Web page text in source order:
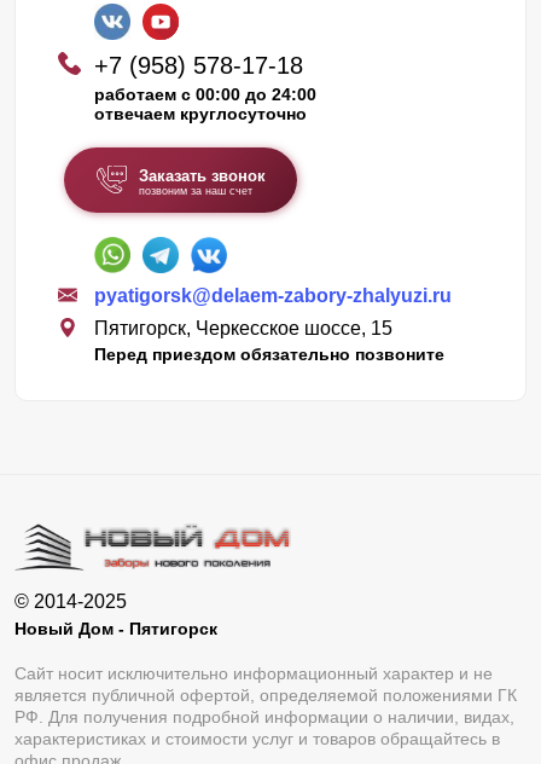
+7 (958) 578-17-18
работаем с 00:00 до 24:00
отвечаем круглосуточно
Заказать звонок
позвоним за наш счет
pyatigorsk@delaem-zabory-zhalyuzi.ru
Пятигорск, Черкесское шоссе, 15
Перед приездом обязательно позвоните
© 2014-2025
Новый Дом - Пятигорск
Сайт носит исключительно информационный характер и не
является публичной офертой, определяемой положениями ГК
РФ. Для получения подробной информации о наличии, видах,
характеристиках и стоимости услуг и товаров обращайтесь в
офис продаж.